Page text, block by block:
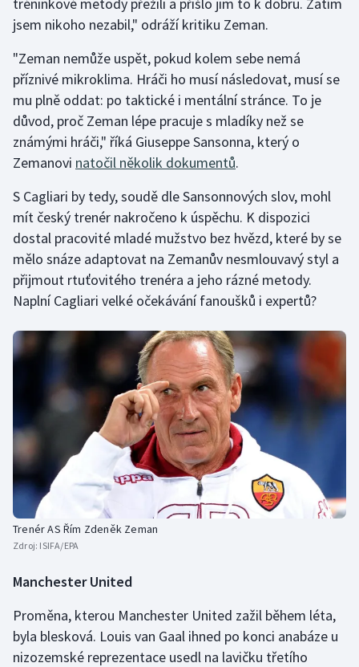
tréninkové metody přežili a přišlo jim to k dobru. Zatím
jsem nikoho nezabil," odráží kritiku Zeman.
"Zeman nemůže uspět, pokud kolem sebe nemá
příznivé mikroklima. Hráči ho musí následovat, musí se
mu plně oddat: po taktické i mentální stránce. To je
důvod, proč Zeman lépe pracuje s mladíky než se
známými hráči," říká Giuseppe Sansonna, který o
Zemanovi natočil několik dokumentů.
S Cagliari by tedy, soudě dle Sansonnových slov, mohl
mít český trenér nakročeno k úspěchu. K dispozici
dostal pracovité mladé mužstvo bez hvězd, které by se
mělo snáze adaptovat na Zemanův nesmlouvavý styl a
přijmout rtuťovitého trenéra a jeho rázné metody.
Naplní Cagliari velké očekávání fanoušků i expertů?
Trenér AS Řím Zdeněk Zeman
Zdroj: ISIFA/EPA
Manchester United
Proměna, kterou Manchester United zažil během léta,
byla blesková. Louis van Gaal ihned po konci anabáze u
nizozemské reprezentace usedl na lavičku třetího